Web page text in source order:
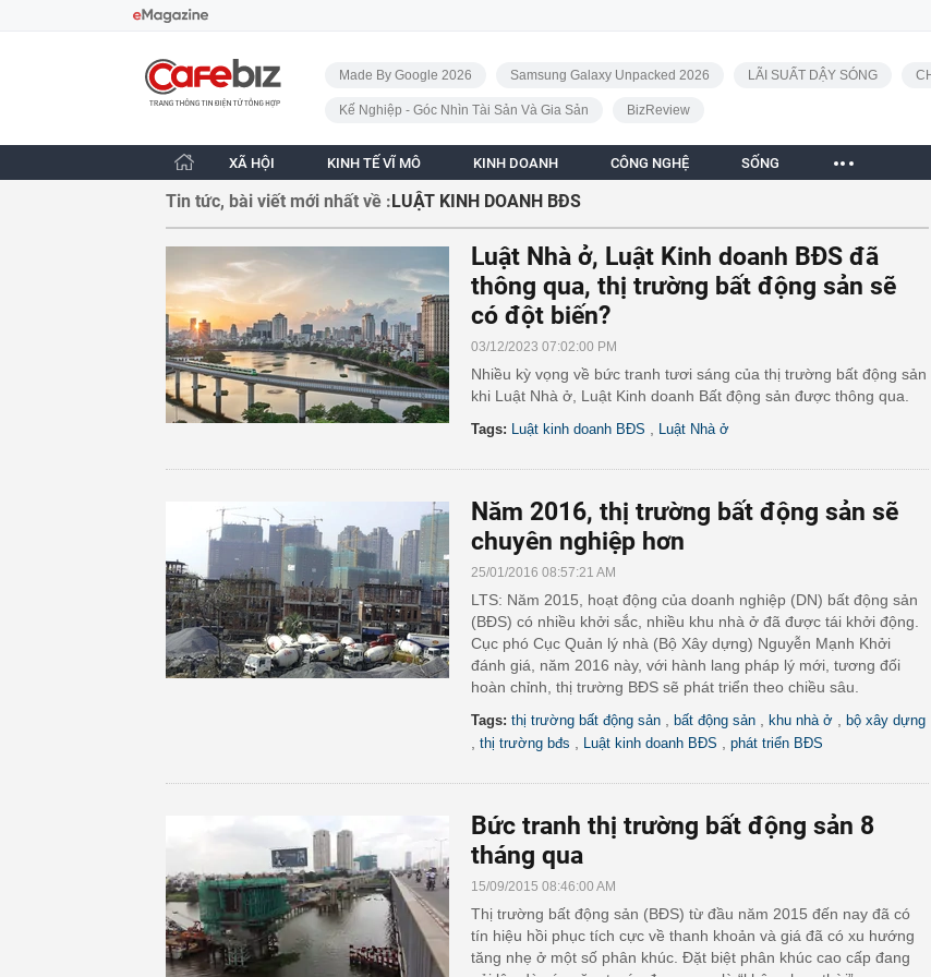
CafeBiz - Trang chủ
Made By Google 2026
Samsung Galaxy Unpacked 2026 LÃI SUẤT DẬY SÓNG
Kế Nghiệp - Góc Nhìn Tài Sản Và Gia Sản BizReview
XÃ HỘI KINH TẾ VĨ MÔ KINH DOANH CÔNG NGHỆ SỐNG
Tin tức, bài viết mới nhất về :LUẬT KINH DOANH BĐS
Luật Nhà ở, Luật Kinh doanh BĐS đã
thông qua, thị trường bất động sản sẽ
có đột biến?
03/12/2023 07:02:00 PM
Nhiều kỳ vọng về bức tranh tươi sáng của thị trường bất động sản
khi Luật Nhà ở, Luật Kinh doanh Bất động sản được thông qua.
Tags: Luật kinh doanh BĐS Luật Nhà ở
Năm 2016, thị trường bất động sản sẽ
chuyên nghiệp hơn
25/01/2016 08:57:21 AM
LTS: Năm 2015, hoạt động của doanh nghiệp (DN) bất động sản
(BĐS) có nhiều khởi sắc, nhiều khu nhà ở đã được tái khởi động.
Cục phó Cục Quản lý nhà (Bộ Xây dựng) Nguyễn Mạnh Khởi
đánh giá, năm 2016 này, với hành lang pháp lý mới, tương đối
hoàn chỉnh, thị trường BĐS sẽ phát triển theo chiều sâu.
Tags: thị trường bất động sản bất động sản khu nhà ở bộ xây dựng
thị trường bđs Luật kinh doanh BĐS phát triển BĐS
Bức tranh thị trường bất động sản 8
tháng qua
15/09/2015 08:46:00 AM
Thị trường bất động sản (BĐS) từ đầu năm 2015 đến nay đã có
tín hiệu hồi phục tích cực về thanh khoản và giá đã có xu hướng
tăng nhẹ ở một số phân khúc. Đặt biệt phân khúc cao cấp đang